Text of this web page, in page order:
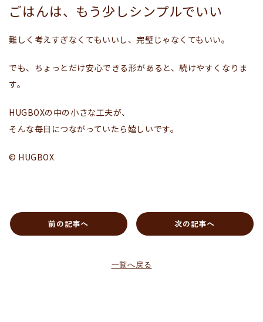
ごはんは、もう少しシンプルでいい
難しく考えすぎなくてもいいし、完璧じゃなくてもいい。
でも、ちょっとだけ安心できる形があると、続けやすくなりま
す。
HUGBOXの中の小さな工夫が、
そんな毎日につながっていたら嬉しいです。
© HUGBOX
前の記事へ
一覧へ戻る
次の記事へ